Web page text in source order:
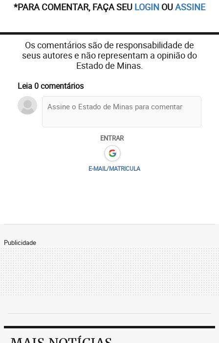
*PARA COMENTAR, FAÇA SEU LOGIN OUASSINE
Os comentários são de responsabilidade de
seus autores e não representam a opinião do
Estado de Minas.
Leia 0 comentários
ENTRAR
E-MAIL/MATRICULA
Publicidade